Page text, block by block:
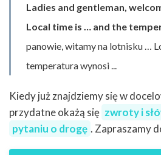
Ladies and gentleman,
Local time is … and the
panowie, witamy na lotnisku …
temperatura wynosi ...
Kiedy już znajdziemy się w
przydatne okażą się zwroty i
pytaniu o drogę . Zapraszamy